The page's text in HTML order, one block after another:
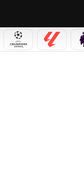
MX CHAMPIONSLALIGA